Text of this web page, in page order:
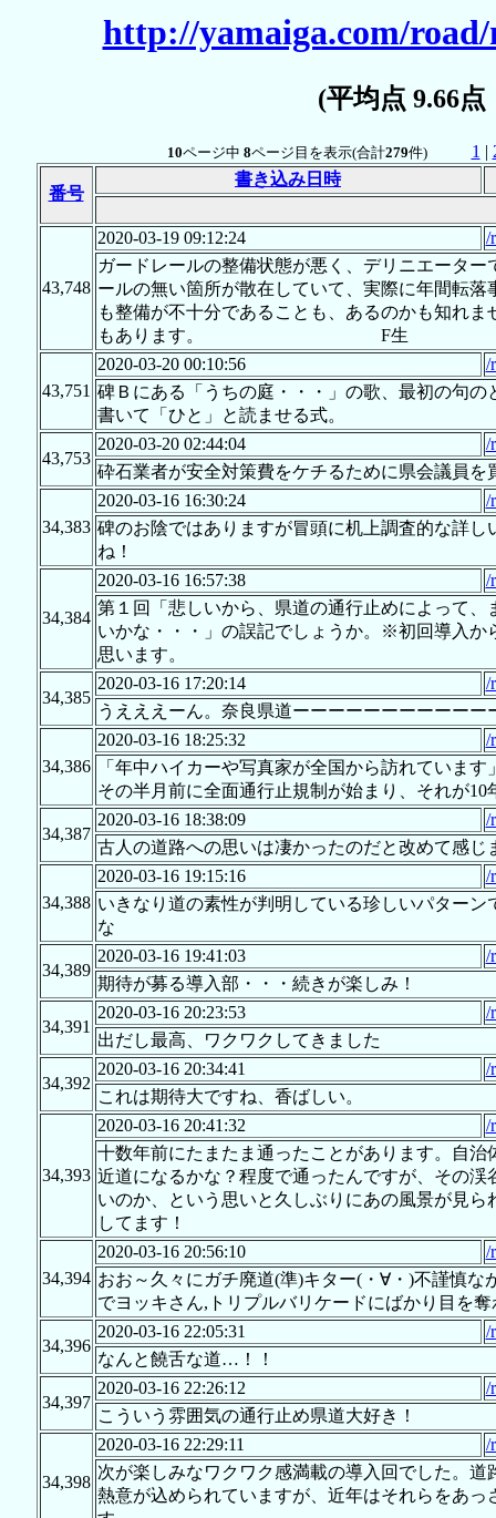
http://yamaiga.com/
(平均点 9.66
10ページ中 8ページ目を表示(合計279件) 1 |
番号
書き込み日時
43,748
2020-03-19 09:12:24
/
ガードレールの整備状態が悪く、デリニエータ
ールの無い箇所が散在していて、実際に年間転
も整備が不十分であることも、あるのかも知れ
もあります。 F生
43,751
2020-03-20 00:10:56
/
碑Ｂにある「うちの庭・・・」の歌、最初の句
書いて「ひと」と読ませる式。
43,753
2020-03-20 02:44:04
/
砕石業者が安全対策費をケチるために県会議員を
34,383
2020-03-16 16:30:24
/
碑のお陰ではありますが冒頭に机上調査的な詳
ね！
34,384
2020-03-16 16:57:38
/
第１回「悲しいから、県道の通行止めによって
いかな・・・」の誤記でしょうか。※初回導入か
思います。
34,385
2020-03-16 17:20:14
/
うえええーん。奈良県道ーーーーーーーーーーー
34,386
2020-03-16 18:25:32
/
「年中ハイカーや写真家が全国から訪れていま
その半月前に全面通行止規制が始まり、それが
34,387
2020-03-16 18:38:09
/
古人の道路への思いは凄かったのだと改めて感じ
34,388
2020-03-16 19:15:16
/
いきなり道の素性が判明している珍しいパター
な
34,389
2020-03-16 19:41:03
/
期待が募る導入部・・・続きが楽しみ！
34,391
2020-03-16 20:23:53
/
出だし最高、ワクワクしてきました
34,392
2020-03-16 20:34:41
/
これは期待大ですね、香ばしい。
34,393
2020-03-16 20:41:32
/
十数年前にたまたま通ったことがあります。自
近道になるかな？程度で通ったんですが、その
いのか、という思いと久しぶりにあの風景が見
してます！
34,394
2020-03-16 20:56:10
/
おお～久々にガチ廃道(準)キター(・∀・)不謹慎
でヨッキさん,トリプルバリケードにばかり目を
34,396
2020-03-16 22:05:31
/
なんと饒舌な道…！！
34,397
2020-03-16 22:26:12
/
こういう雰囲気の通行止め県道大好き！
34,398
2020-03-16 22:29:11
/
次が楽しみなワクワク感満載の導入回でした。
熱意が込められていますが、近年はそれらをあ